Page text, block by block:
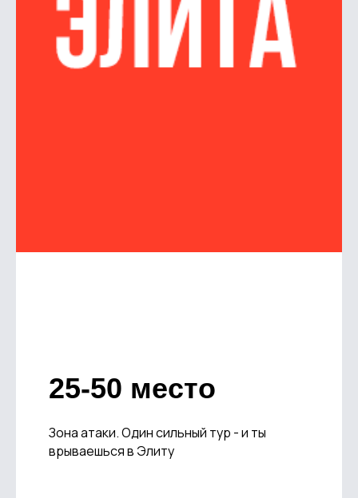
25-50 место
Зона атаки. Один сильный тур - и ты
врываешься в Элиту